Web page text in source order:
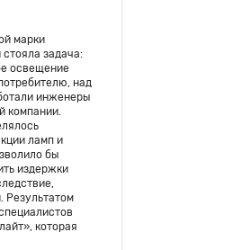
марки
задача:
освещение
над
инженеры
компании.
ламп и
бы
издержки
Результатом
которая